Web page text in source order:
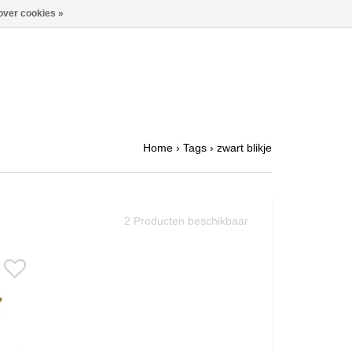
Home › Tags › zwart blikje
2 Producten beschikbaar
cookies »